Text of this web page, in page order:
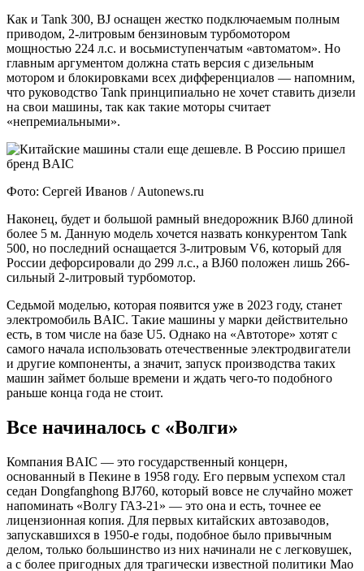
Как и Tank 300, BJ оснащен жестко подключаемым полным
приводом, 2-литровым бензиновым турбомотором
мощностью 224 л.с. и восьмиступенчатым «автоматом». Но
главным аргументом должна стать версия с дизельным
мотором и блокировками всех дифференциалов — напомним,
что руководство Tank принципиально не хочет ставить дизели
на свои машины, так как такие моторы считает
«непремиальными».
Фото: Сергей Иванов / Autonews.ru
Наконец, будет и большой рамный внедорожник BJ60 длиной
более 5 м. Данную модель хочется назвать конкурентом Tank
500, но последний оснащается 3-литровым V6, который для
России дефорсировали до 299 л.с., а BJ60 положен лишь 266-
сильный 2-литровый турбомотор.
Седьмой моделью, которая появится уже в 2023 году, станет
электромобиль BAIC. Такие машины у марки действительно
есть, в том числе на базе U5. Однако на «Автоторе» хотят с
самого начала использовать отечественные электродвигатели
и другие компоненты, а значит, запуск производства таких
машин займет больше времени и ждать чего-то подобного
раньше конца года не стоит.
Все начиналось с «Волги»
Компания BAIC — это государственный концерн,
основанный в Пекине в 1958 году. Его первым успехом стал
седан Dongfanghong BJ760, который вовсе не случайно может
напоминать «Волгу ГАЗ-21» — это она и есть, точнее ее
лицензионная копия. Для первых китайских автозаводов,
запускавшихся в 1950-е годы, подобное было привычным
делом, только большинство из них начинали не с легковушек,
а с более пригодных для трагически известной политики Мао